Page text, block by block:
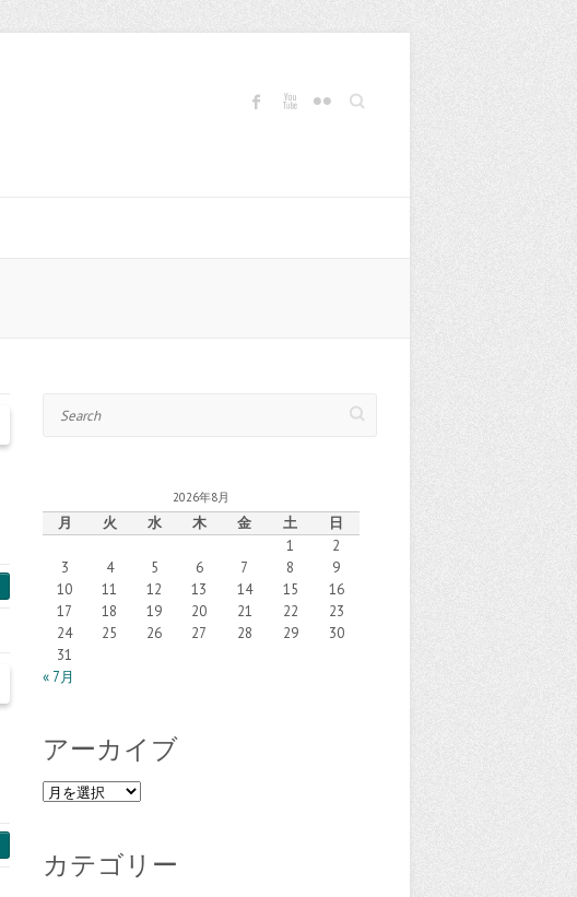
Search
2026年8月
月 火 水 木 金 土
日
1
2
3
4 5 6 7 8
9
10
11 12 13 14 15
16
17
18 19 20 21 22
23
24
25 26 27 28 29
30
31
« 7月
アーカイブ
ア
イ
ブ
カテゴリー